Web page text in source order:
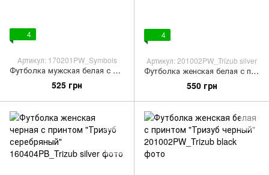
4
Артикул: 170201PW_Symbols
Футболка мужская белая с принтом "Символы"
525 грн
4
Артикул: 201002PW_Trizub silver
Футболка женская белая с принтом "Тризуб серебряный"
550 грн